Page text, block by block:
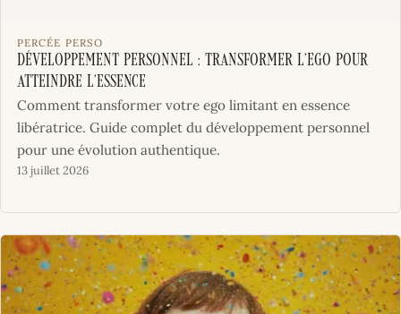
PERCÉE PERSO
Développement personnel : Transformer l’ego pour
atteindre l’essence
Comment transformer votre ego limitant en essence
libératrice. Guide complet du développement personnel
pour une évolution authentique.
13 juillet 2026